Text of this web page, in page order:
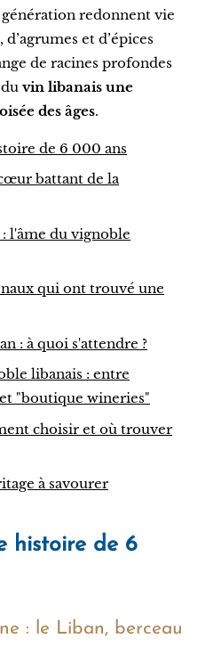
redonnent vie
et d’épices
de racines profondes
vin libanais une
des âges.
de 6 000 ans
battant de la
: l'âme du vignoble
qui ont trouvé une
: à quoi s'attendre ?
libanais : entre
"boutique wineries"
choisir et où trouver
à savourer
histoire de 6
: le Liban, berceau